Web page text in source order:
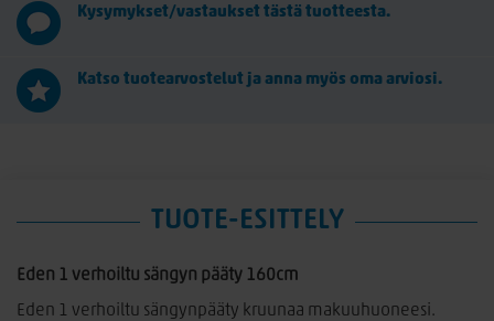
Kysymykset/vastaukset tästä tuotteesta.
Katso tuotearvostelut ja anna myös oma arviosi.
TUOTE-ESITTELY
Eden 1 verhoiltu sängyn pääty 160cm
Eden 1 verhoiltu sängynpääty kruunaa makuuhuoneesi.